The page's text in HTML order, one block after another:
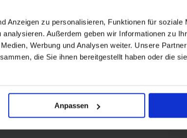
Anzeigen zu personalisieren, Funktionen für soziale
Außerdem geben wir Informationen zu
Werbung und Analysen weiter. Unsere
die Sie ihnen bereitgestellt haben oder die
Anpassen
trans-Atlantisch vanaf Amsterdam, Nederland
Alleen Cruise